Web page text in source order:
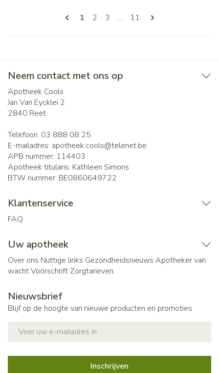
Pagina's
U lees momenteel pagina
1 Pagina
2 Pagina
3 ... Pagina
11
Neem contact met ons op
Apotheek Cools
Jan Van Eycklei 2
2840 Reet
Telefoon: 03 888 08 25
E-mailadres: apotheek.cools@telenet.be
APB nummer: 114403
Apotheek titularis: Kathleen Simons
BTW nummer: BE0860649722
Klantenservice
FAQ
Uw apotheek
Over ons Nuttige links Gezondheidsnieuws Apotheker van
wachtVoorschrift Zorgtarieven
Nieuwsbrief
Blijf op de hoogte van nieuwe producten en promoties
Inschrijven